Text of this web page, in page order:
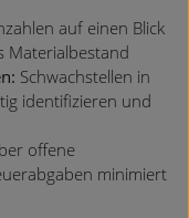
auf einen Blick
Materialbestand
Schwachstellen in
identifizieren und
offene
minimiert